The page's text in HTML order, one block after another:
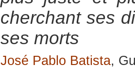
cherchant ses
ses morts
José Pablo Batista,